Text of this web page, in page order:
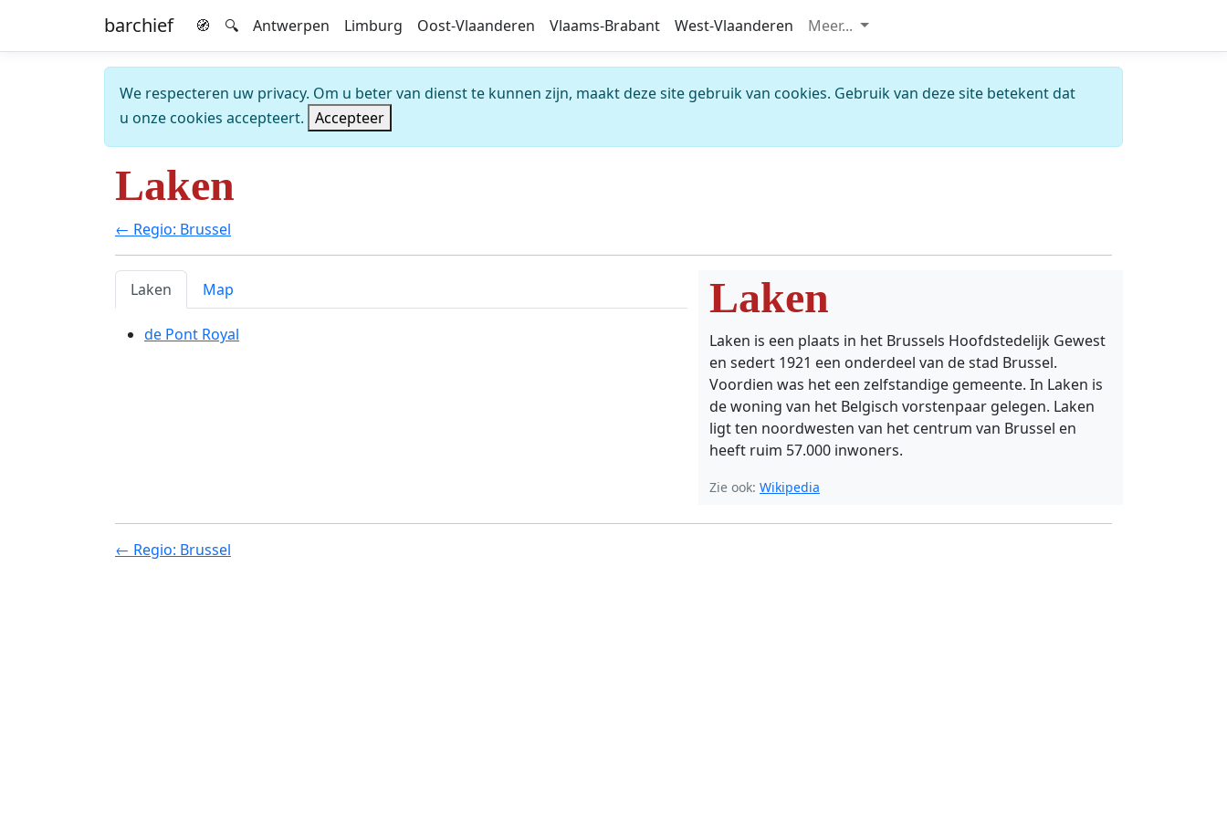
barchief 🧭 🔍 Antwerpen Limburg Oost-Vlaanderen Vlaams-Brabant West-Vlaanderen Meer...
We respecteren uw privacy. Om u beter van dienst te kunnen zijn, maakt deze site gebruik van cookies. Gebruik van deze site betekent dat
u onze cookies accepteert. Accepteer
Laken
← Regio: Brussel
Laken Map
de Pont Royal
Laken
Laken is een plaats in het Brussels Hoofdstedelijk Gewest
en sedert 1921 een onderdeel van de stad Brussel.
Voordien was het een zelfstandige gemeente. In Laken is
de woning van het Belgisch vorstenpaar gelegen. Laken
ligt ten noordwesten van het centrum van Brussel en
heeft ruim 57.000 inwoners.
Zie ook: Wikipedia
← Regio: Brussel